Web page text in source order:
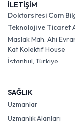
İLETİŞİM
Doktorsitesi Com
Teknoloji ve Ticaret
Maslak Mah. Ahi
Kat Kolektif House
İstanbul, Türkiye
SAĞLIK
Uzmanlar
Uzmanlık Alanları